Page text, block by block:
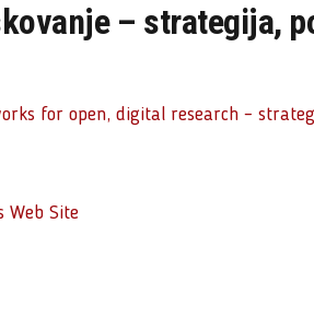
– strategija,
for open, digital research –
Web Site